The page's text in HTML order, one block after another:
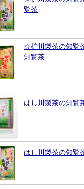
覧茶
☆枦川製茶の知
知覧茶
はし川製茶の知
はし川製茶の知